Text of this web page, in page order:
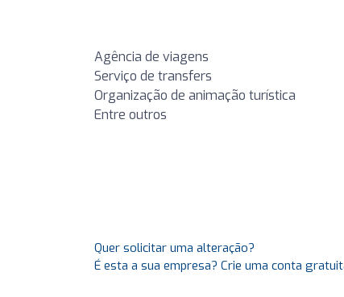
Agência de viagens
Serviço de transfers
Organização de animação turística
Entre outros
Quer solicitar uma alteração?
É esta a sua empresa? Crie uma conta